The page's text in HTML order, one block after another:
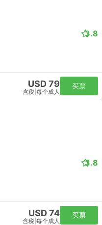
3.8
USD 79
含税 每个成人
买票
3.8
USD 74
含税 每个成人
买票